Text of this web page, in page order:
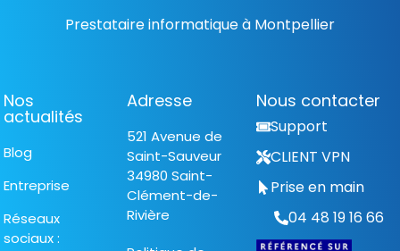
Prestataire informatique à Montpellier
Nos
actualités
Blog
Entreprise
Réseaux
sociaux :
Adresse
521 Avenue de
Saint-Sauveur
34980 Saint-
Clément-de-
Rivière
Nous contacter
Support
CLIENT VPN
Prise en main
04 48 19 16 66